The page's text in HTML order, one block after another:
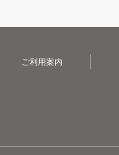
ご利用案内